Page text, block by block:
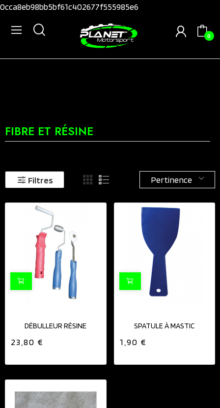
0cca8eb98bb5bf61c402677f555985e6
0
FIBRE ET RÉSINE
Filtres Pertinence
DÉBULLEUR RÉSINE
23,80 €
SPATULE À MASTIC
1,90 €